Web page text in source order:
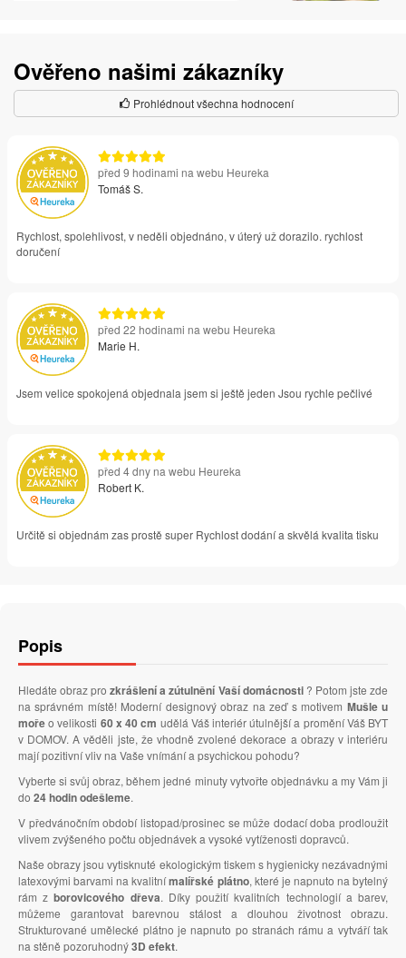
Ověřeno našimi zákazníky
Prohlédnout všechna hodnocení
před 9 hodinami na webu Heureka
Tomáš S.
Rychlost, spolehlivost, v neděli objednáno, v úterý už dorazilo. rychlost
doručení
před 22 hodinami na webu Heureka
Marie H.
Jsem velice spokojená objednala jsem si ještě jeden Jsou rychle pečlivé
před 4 dny na webu Heureka
Robert K.
Určitě si objednám zas prostě super Rychlost dodání a skvělá kvalita tisku
Popis
Hledáte obraz prozkrášlení a zútulnění Vaší domácnosti? Potom jste zde
na správném místě! Moderní designový obraz na zeď s motivem Mušle u
mořeo velikosti 60 x 40 cm udělá Váš interiér útulnější a promění Váš BYT
v DOMOV. A věděli jste, že vhodně zvolené dekorace a obrazy v interiéru
mají pozitivní vliv na Vaše vnímání a psychickou pohodu?
Vyberte si svůj obraz, během jedné minuty vytvořte objednávku a my Vám ji
do 24 hodin odešleme.
V předvánočním období listopad/prosinec se může dodací doba prodloužit
vlivem zvýšeného počtu objednávek a vysoké vytíženosti dopravců.
Naše obrazy jsou vytisknuté ekologickým tiskem s hygienicky nezávadnými
latexovými barvami na kvalitnímalířské plátno, které je napnuto na bytelný
rám zborovicového dřeva. Díky použití kvalitních technologií a barev,
můžeme garantovat barevnou stálost a dlouhou životnost obrazu.
Strukturované umělecké plátno je napnuto po stranách rámu a vytváří tak
na stěně pozoruhodný3D efekt.